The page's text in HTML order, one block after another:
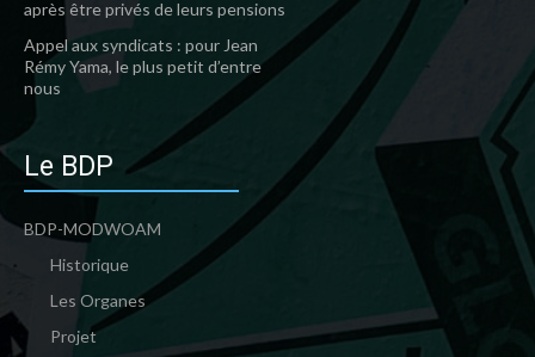
après être privés de leurs pensions
Appel aux syndicats : pour Jean
Rémy Yama, le plus petit d’entre
nous
Le BDP
BDP-MODWOAM
Historique
Les Organes
Projet